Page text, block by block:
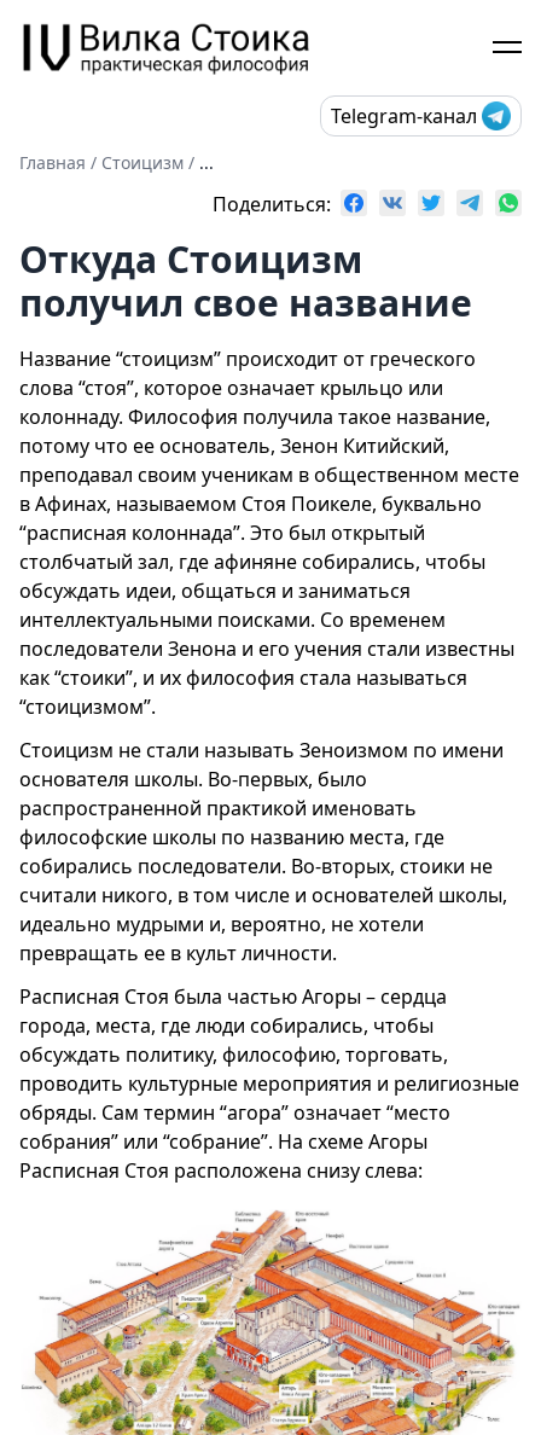
Telegram-канал
Главная / Стоицизм / ...
Поделиться:
Откуда Стоицизм
получил свое название
Название “стоицизм” происходит от греческого
слова “стоя”, которое означает крыльцо или
колоннаду. Философия получила такое название,
потому что ее основатель, Зенон Китийский,
преподавал своим ученикам в общественном месте
в Афинах, называемом Стоя Поикеле, буквально
“расписная колоннада”. Это был открытый
столбчатый зал, где афиняне собирались, чтобы
обсуждать идеи, общаться и заниматься
интеллектуальными поисками. Со временем
последователи Зенона и его учения стали известны
как “стоики”, и их философия стала называться
“стоицизмом”.
Стоицизм не стали называть Зеноизмом по имени
основателя школы. Во-первых, было
распространенной практикой именовать
философские школы по названию места, где
собирались последователи. Во-вторых, стоики не
считали никого, в том числе и основателей школы,
идеально мудрыми и, вероятно, не хотели
превращать ее в культ личности.
Расписная Стоя была частью Агоры – сердца
города, места, где люди собирались, чтобы
обсуждать политику, философию, торговать,
проводить культурные мероприятия и религиозные
обряды. Сам термин “агора” означает “место
собрания” или “собрание”. На схеме Агоры
Расписная Стоя расположена снизу слева: